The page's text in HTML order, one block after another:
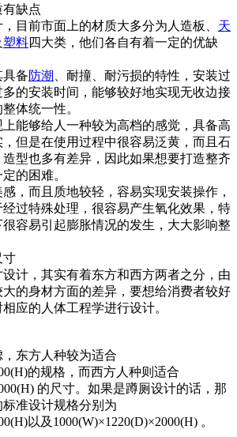
缺点
目前市面上的材质大多分为人造板、 天
塑料四大类，他们各自有着一定的优缺
具备防潮
、耐撞、耐污损的特性，安装过
的安装时间，能够较好地实现无收边接
体统一性。
上能够给人一种较为高档的感觉，具备高
但是在使用过程中很容易泛黄，而且石
型也多有差异，因此如果想要打造整齐
的困难。
，而且质地较轻，容易实现安装操作，
过特殊处理，很容易产生氧化效果，特
容易引起膨胀情况的发生，大大影响整
寸
计，其实有着东方和西方两者之分，由
的身材方面的差异，要想给消费者较好
应的人体工程学进行设计。
东方人种较为适合
的规格，而西方人种则适合
的尺寸。如果是蹲厕设计的话，那
准设计规格分别为
以及1000(W)×1220(D)×2000(H) 。